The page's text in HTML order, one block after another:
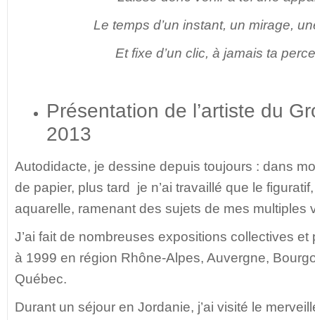
Le temps d’un instant, un mirage,
Et fixe d’un clic, à jamais ta
Présentation de l’artiste du
2013
Autodidacte, je dessine depuis toujours : dans
de papier, plus tard je n’ai travaillé que le
aquarelle, ramenant des sujets de mes multiples
J’ai fait de nombreuses expositions collectives
à 1999 en région Rhône-Alpes, Auvergne,
Québec.
Durant un séjour en Jordanie, j’ai visité le